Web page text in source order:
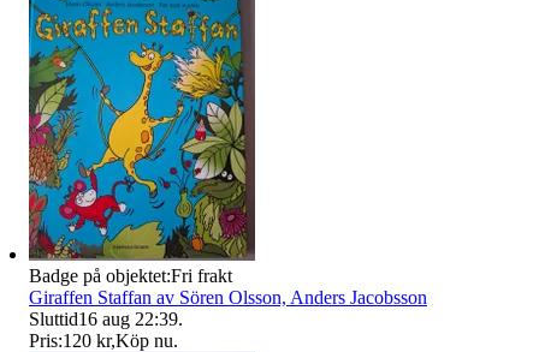
Badge på objektet:Fri frakt
Giraffen Staffan av Sören Olsson, Anders Jacobsson
Sluttid16 aug 22:39.
Pris:120 kr,Köp nu.